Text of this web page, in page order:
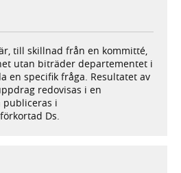
till skillnad från en kommitté,
utan biträder departementet i
en specifik fråga. Resultatet av
redovisas i en
publiceras i
Ds.